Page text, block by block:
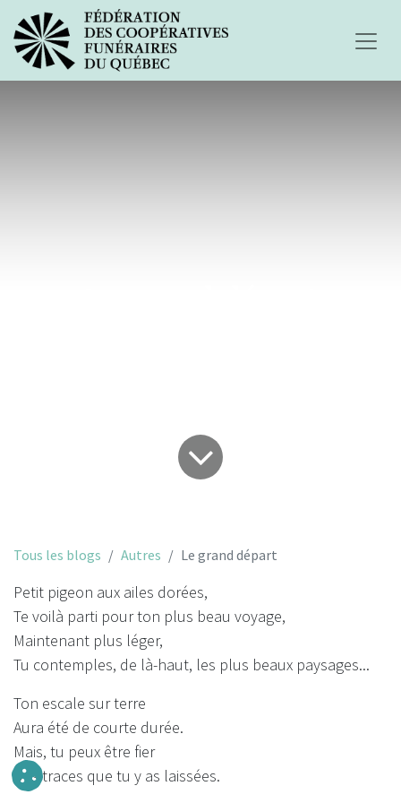
Tous les blogs Autres Le grand départ
Petit pigeon aux ailes dorées,
Te voilà parti pour ton plus beau voyage,
Maintenant plus léger,
Tu contemples, de là-haut, les plus beaux paysages...
Ton escale sur terre
Aura été de courte durée.
Mais, tu peux être fier
Des traces que tu y as laissées.